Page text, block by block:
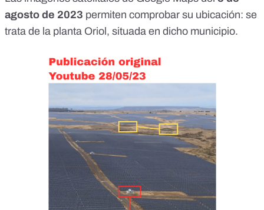
agosto de 2023 permiten comprobar su ubicación: se
trata de la planta Oriol, situada en dicho municipio.